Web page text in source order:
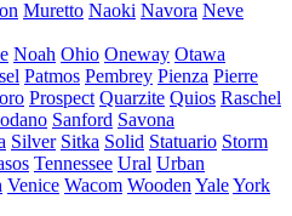
Muretto Naoki Navora Neve
Noah Ohio Oneway Otawa
Patmos Pembrey Pienza Pierre
Prospect Quarzite Quios Raschel
Sanford Savona
Silver Sitka Solid Statuario Storm
Tennessee Ural Urban
Venice Wacom Wooden YaleYork